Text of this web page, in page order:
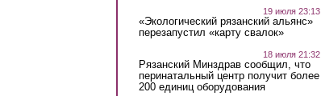
19 июля 23:13
«Экологический рязанский альянс»
перезапустил «карту свалок»
18 июля 21:32
Рязанский Минздрав сообщил, что
перинатальный центр получит более
200 единиц оборудования